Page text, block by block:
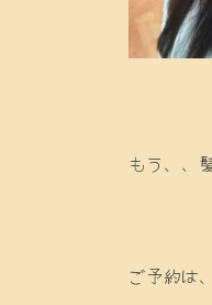
もう、、
ご予約は